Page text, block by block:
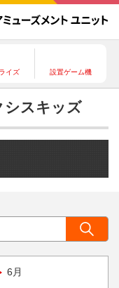
イズ 設置ゲーム機
シスキッズ
6月